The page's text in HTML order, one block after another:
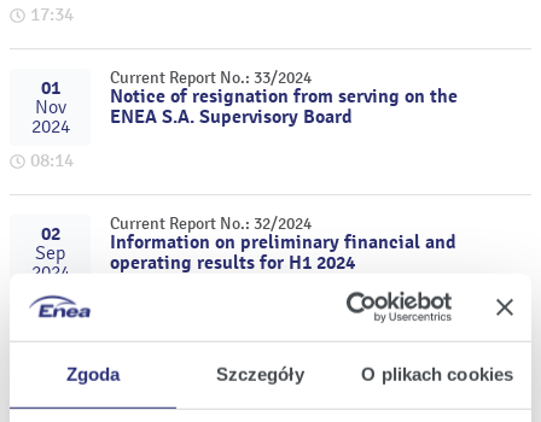
Zgoda Szczegóły O plikach cookies
17:34
01
Nov
2024
08:14
Current Report No.: 33/2024
Notice of resignation from serving on the
ENEA S.A. Supervisory Board
02
Sep
2024
18:41
Current Report No.: 32/2024
Information on preliminary financial and
operating results for H1 2024
Current Report No.: 31/2024
List of shareholders with 5% or more votes
at the Ordinary General Meeting of ENEA